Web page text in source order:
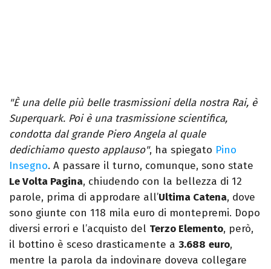
"È una delle più belle trasmissioni della nostra Rai, è
Superquark. Poi è una trasmissione scientifica,
condotta dal grande Piero Angela al quale
dedichiamo questo applauso", ha spiegato Pino
Insegno. A passare il turno, comunque, sono state
Le Volta Pagina, chiudendo con la bellezza di 12
parole, prima di approdare all’Ultima Catena, dove
sono giunte con 118 mila euro di montepremi. Dopo
diversi errori e l’acquisto del Terzo Elemento, però,
il bottino è sceso drasticamente a 3.688 euro,
mentre la parola da indovinare doveva collegare